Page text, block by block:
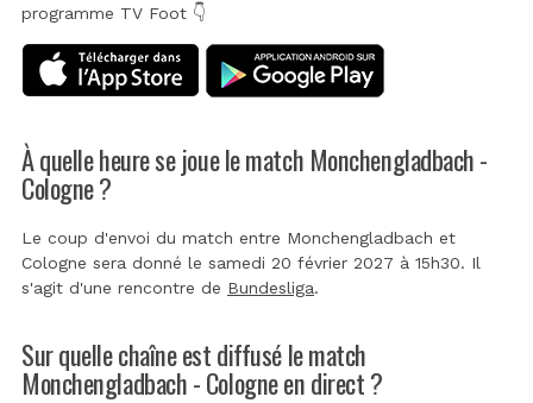
programme TV Foot 👇
À quelle heure se joue le match Monchengladbach -
Cologne ?
Le coup d'envoi du match entre Monchengladbach et
Cologne sera donné le samedi 20 février 2027 à 15h30. Il
s'agit d'une rencontre de Bundesliga.
Sur quelle chaîne est diffusé le match
Monchengladbach - Cologne en direct ?